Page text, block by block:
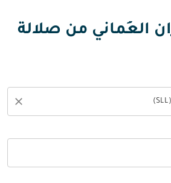
العُماني من صلالة
close